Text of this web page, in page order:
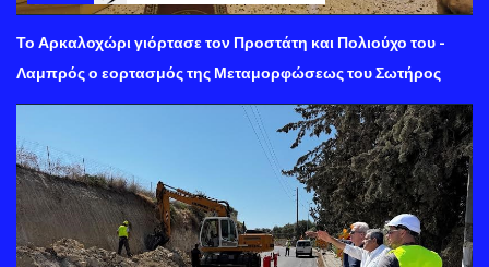
Το Αρκαλοχώρι γιόρτασε τον Προστάτη και Πολιούχο του -
Λαμπρός ο εορτασμός της Μεταμορφώσεως του Σωτήρος